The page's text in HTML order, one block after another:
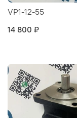
VP1-12-55
14 800 ₽